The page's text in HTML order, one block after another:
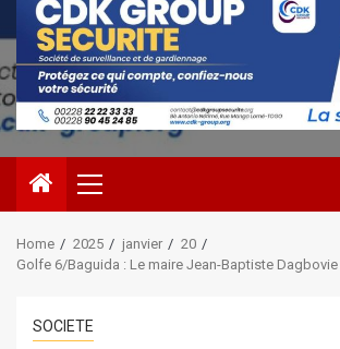
Primary
Menu
Home 2025 janvier
20
Golfe 6/Baguida : Le maire Jean-Baptiste
SOCIETE